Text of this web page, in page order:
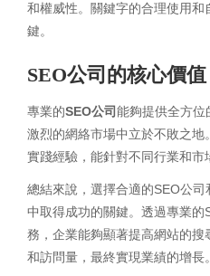
和權威性。關鍵字的合理使用和
鍵。
SEO公司的核心價值
專業的SEO公司能夠提供全方位
激烈的網絡市場中立於不敗之
實踐經驗，能針對不同行業和市
總結來說，選擇合適的SEO公
中取得成功的關鍵。透過專業的
務，企業能夠顯著提高網站的
和訪問量，最終實現業績的增長。